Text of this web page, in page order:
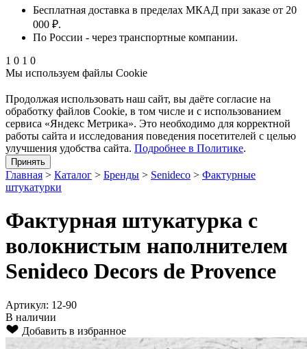
Бесплатная доставка в пределах МКАД при заказе от 20
000 ₽.
По России - через транспортные компании.
1 0 1 0
Мы используем файлы Cookie
Продолжая использовать наш cайт, вы даёте согласие на
обработку файлов Cookie, в том числе и с использованием
сервиса «Яндекс Метрика». Это необходимо для корректной
работы сайта и исследования поведения посетителей с целью
улучшения удобства сайта. Подробнее в Политике.
Принять
Главная > Каталог > Бренды > Senideco > Фактурные
штукатурки
Фактурная штукатурка с
волокнистым наполнителем
Senideco Decors de Provence
Артикул: 12-90
В наличии
Добавить в избранное